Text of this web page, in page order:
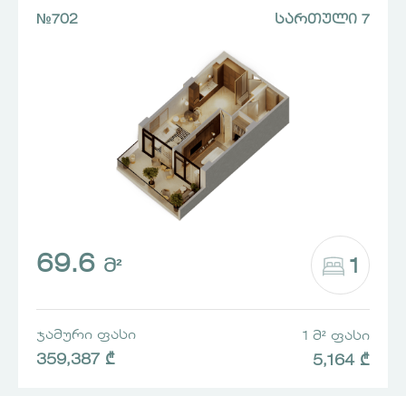
№702 ᲡᲐᲠᲗᲣᲚᲘ 7
69.6 Მ² 1
ᲯᲐᲛᲣᲠᲘ ᲤᲐᲡᲘ
359,387 ₾
1 Მ² ᲤᲐᲡᲘ
5,164 ₾